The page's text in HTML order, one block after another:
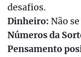
desafios.
Dinheiro: Não
Números da
Pensamento